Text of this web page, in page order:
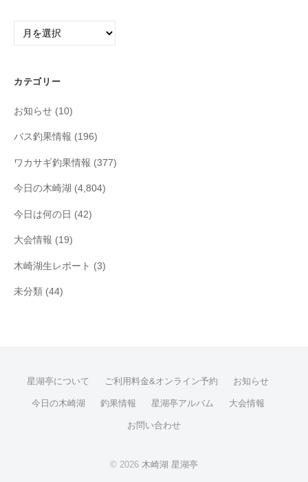
ア
ブ
カテゴリー
お知らせ (10)
バス釣果情報 (196)
ワカサギ釣果情報 (377)
今日の木崎湖 (4,804)
今日は何の日 (42)
大会情報 (19)
木崎湖生レポート (3)
未分類 (44)
星湖亭について ご利用料金&オンライン予約 お知らせ
今日の木崎湖 釣果情報 星湖亭アルバム 大会情報
お問い合わせ
© 2026 木崎湖 星湖亭